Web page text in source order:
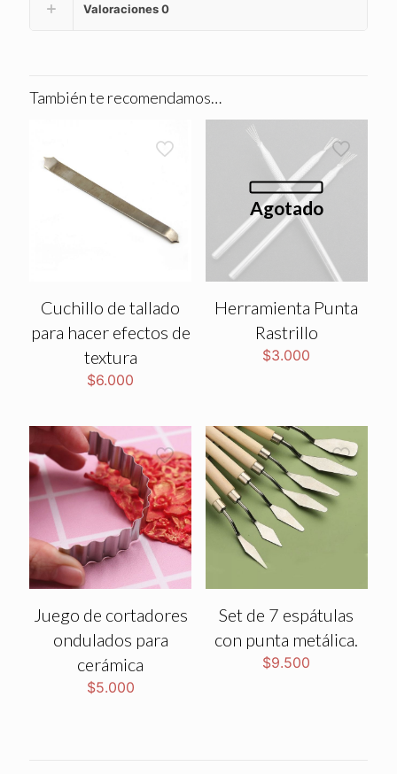
Valoraciones0
También te recomendamos…
Cuchillo de tallado
para hacer efectos de
textura
$6.000
Agotado
Herramienta Punta
Rastrillo
$3.000
Juego de cortadores
ondulados para
cerámica
$5.000
Set de 7 espátulas
con punta metálica.
$9.500